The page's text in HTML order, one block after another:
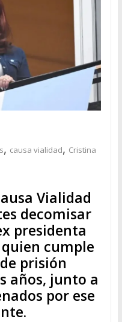
, causa vialidad, Cristina
Vialidad
decomisar
presidenta
cumple
prisión
años, junto a
por ese